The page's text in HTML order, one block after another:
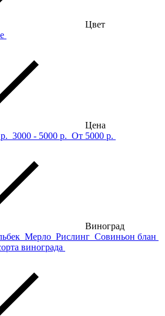
Цвет
Цена
3000 - 5000 р. От 5000 р.
Виноград
Мерло Рислинг Совиньон блан
винограда